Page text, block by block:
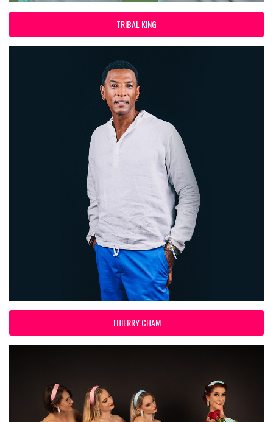
TRIBAL KING
THIERRY CHAM